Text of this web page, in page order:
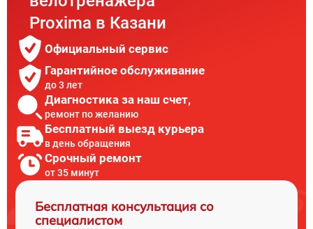
Proxima в Казани
Официальный сервис
Гарантийное обслуживание
до 3 лет
Диагностика за наш счет,
ремонт по желанию
Бесплатный выезд курьера
в день обращения
Срочный ремонт
от 35 минут
Бесплатная консультация со
специалистом